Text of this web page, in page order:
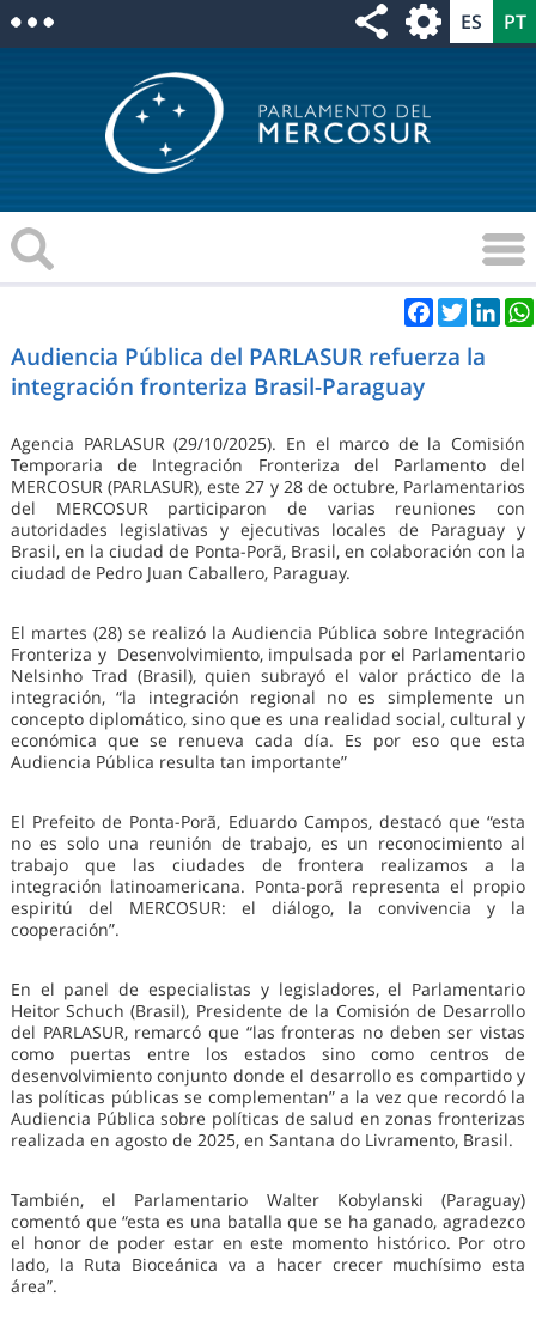
Facebook
Twitter
Audiencia Pública del PARLASUR refuerza la
integración fronteriza Brasil-Paraguay
Agencia PARLASUR (29/10/2025). En el marco de la Comisión
Temporaria de Integración Fronteriza del Parlamento del
MERCOSUR (PARLASUR), este 27 y 28 de octubre, Parlamentarios
del MERCOSUR participaron de varias reuniones con
autoridades legislativas y ejecutivas locales de Paraguay y
Brasil, en la ciudad de Ponta-Porã, Brasil, en colaboración con la
ciudad de Pedro Juan Caballero, Paraguay.
El martes (28) se realizó la Audiencia Pública sobre Integración
Fronteriza y Desenvolvimiento, impulsada por el Parlamentario
Nelsinho Trad (Brasil), quien subrayó el valor práctico de la
integración, “la integración regional no es simplemente un
concepto diplomático, sino que es una realidad social, cultural y
económica que se renueva cada día. Es por eso que esta
Audiencia Pública resulta tan importante”
El Prefeito de Ponta-Porã, Eduardo Campos, destacó que “esta
no es solo una reunión de trabajo, es un reconocimiento al
trabajo que las ciudades de frontera realizamos a la
integración latinoamericana. Ponta-porã representa el propio
espiritú del MERCOSUR: el diálogo, la convivencia y la
cooperación”.
En el panel de especialistas y legisladores, el Parlamentario
Heitor Schuch (Brasil), Presidente de la Comisión de Desarrollo
del PARLASUR, remarcó que “las fronteras no deben ser vistas
como puertas entre los estados sino como centros de
desenvolvimiento conjunto donde el desarrollo es compartido y
las políticas públicas se complementan” a la vez que recordó la
Audiencia Pública sobre políticas de salud en zonas fronterizas
realizada en agosto de 2025, en Santana do Livramento, Brasil.
También, el Parlamentario Walter Kobylanski (Paraguay)
comentó que “esta es una batalla que se ha ganado, agradezco
el honor de poder estar en este momento histórico. Por otro
lado, la Ruta Bioceánica va a hacer crecer muchísimo esta
área”.